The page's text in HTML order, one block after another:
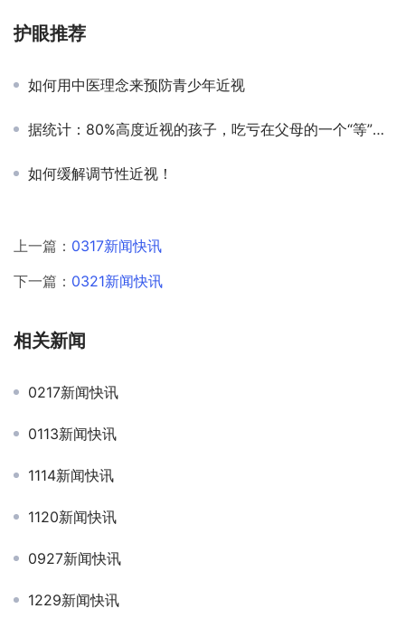
护眼推荐
如何用中医理念来预防青少年近视
据统计：80%高度近视的孩子，吃亏在父母的一个“等”字上！
如何缓解调节性近视！
上一篇： 0317新闻快讯
下一篇： 0321新闻快讯
相关新闻
0217新闻快讯
0113新闻快讯
1114新闻快讯
1120新闻快讯
0927新闻快讯
1229新闻快讯